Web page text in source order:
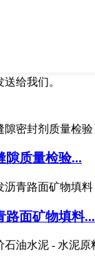
给我们。
隙质量检验...
路面矿物填料...